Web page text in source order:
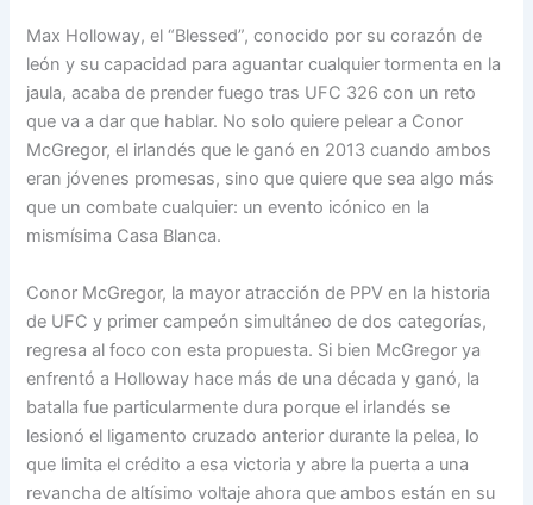
Max Holloway, el “Blessed”, conocido por su corazón de
león y su capacidad para aguantar cualquier tormenta en la
jaula, acaba de prender fuego tras UFC 326 con un reto
que va a dar que hablar. No solo quiere pelear a Conor
McGregor, el irlandés que le ganó en 2013 cuando ambos
eran jóvenes promesas, sino que quiere que sea algo más
que un combate cualquier: un evento icónico en la
mismísima Casa Blanca.
Conor McGregor, la mayor atracción de PPV en la historia
de UFC y primer campeón simultáneo de dos categorías,
regresa al foco con esta propuesta. Si bien McGregor ya
enfrentó a Holloway hace más de una década y ganó, la
batalla fue particularmente dura porque el irlandés se
lesionó el ligamento cruzado anterior durante la pelea, lo
que limita el crédito a esa victoria y abre la puerta a una
revancha de altísimo voltaje ahora que ambos están en su